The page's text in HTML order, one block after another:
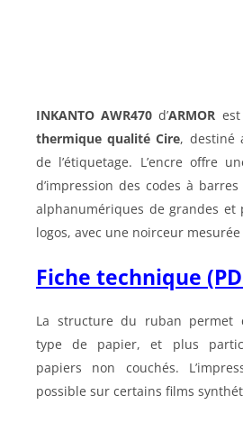
INKANTO AWR470 d’ARMOR
thermique qualité Cire, destiné
de l’étiquetage. L’encre offre
d’impression des codes à
alphanumériques de grandes et
logos, avec une noirceur mesurée
Fiche technique
La structure du ruban permet
type de papier, et plus
papiers non couchés.
possible sur certains films